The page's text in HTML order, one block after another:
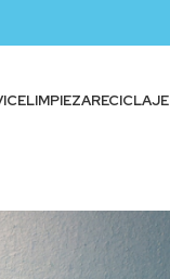
LIMPIEZARECICLAJE